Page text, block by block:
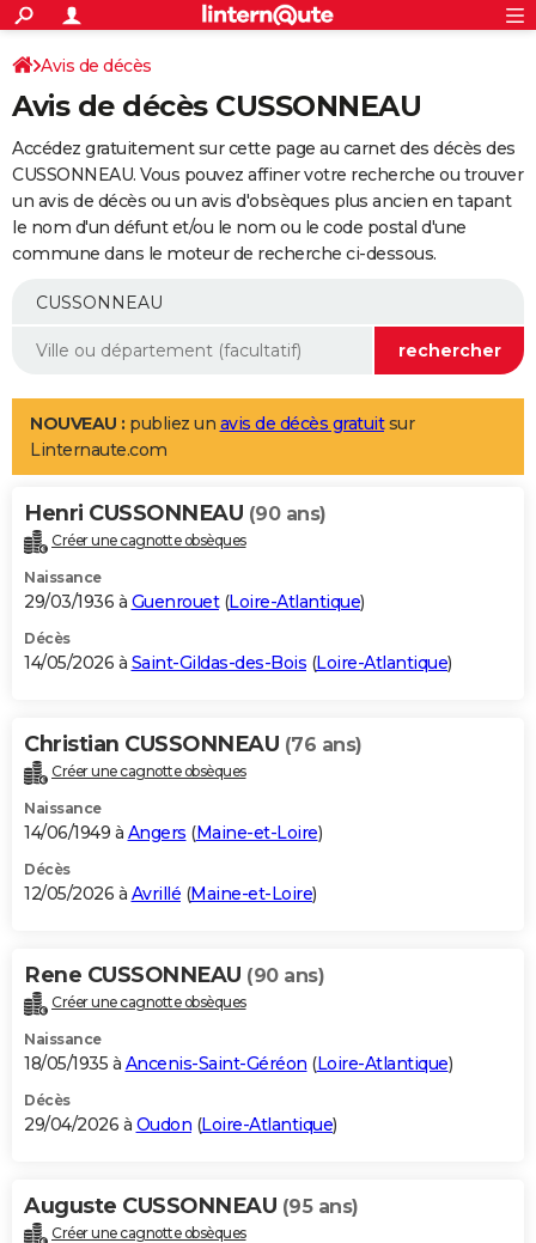
ACTUALITÉS
Politique
Société
Faits Divers
Education
Monde
Villes
+
SPORT
Coupe du monde 2026
Football
Tennis
Cyclisme
Rugby
Forum
Programme TV
TNT
Streaming
Cinéma
Sorties cinéma
Musique
+
FINANCE
Impôts
Immobilier
Risques naturels par ville
Banque
Assurance
Crédit
AUTO
Essais
Réserver un essai
Citadines
Berlines
SUV
Forum auto
+
Mobiles
Meilleur smartphone
Internet
Ordinateurs
Jeux vidéo
Guide high-tech
Aménagement intérieur
LIFESTYLE
Art de vivre
Bien-être
Loisirs
Mode
Modes de vie
Alimentation
Guide de la santé
Maladies
Médicaments
Sommeil
VOYAGE
Destinations
City break
Voyage nature
Voyage de noces
Forum
Climat
+PHOTO
GUIDES D'ACHAT
BONS PLANS
Carte de Noël
Carte Bonne année
Carte Saint-Valentin
Carte Pâques
Carte d'anniversaire
DICTIONNAIRE
Dictionnaire
Biographies
Citations
Expressions
Proverbes
PROGRAMME TV
S'inscrire
Se connecter
Lycées
Collèges
Primaires
Universités
Entreprises
Service militaire
Avis de recherche
AVIS DE DÉCÈS
Bricolage
Lifestyle
Culture
Sport
Auto
Television
Voyage
Cinema
Avis de décès
Avis de décès CUSSONNEAU
Accédez gratuitement sur cette page au carnet des décès des
CUSSONNEAU. Vous pouvez affiner votre recherche ou trouver
un avis de décès ou un avis d'obsèques plus ancien en tapant
le nom d'un défunt et/ou le nom ou le code postal d'une
commune dans le moteur de recherche ci-dessous.
NOUVEAU : publiez un avis de décès gratuitsur
Linternaute.com
Henri CUSSONNEAU (90 ans)
Créer une cagnotte obsèques
Naissance
29/03/1936 à Guenrouet(Loire-Atlantique)
Décès
14/05/2026 à Saint-Gildas-des-Bois (Loire-Atlantique)
Christian CUSSONNEAU (76 ans)
Créer une cagnotte obsèques
Naissance
14/06/1949 à Angers (Maine-et-Loire)
Décès
12/05/2026 à Avrillé (Maine-et-Loire)
Rene CUSSONNEAU (90 ans)
Créer une cagnotte obsèques
Naissance
18/05/1935 à Ancenis-Saint-Géréon (Loire-Atlantique)
Décès
29/04/2026 à Oudon (Loire-Atlantique)
Auguste CUSSONNEAU (95 ans)
Créer une cagnotte obsèques